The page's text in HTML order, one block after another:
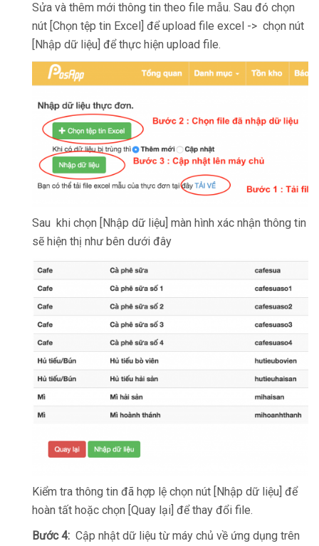
Sửa và thêm mới thông tin theo file mẫu. Sau đó chọn
nút [Chọn tệp tin Excel] để upload file excel -> chọn nút
[Nhập dữ liệu] để thực hiện upload file.
Sau khi chọn [Nhập dữ liệu] màn hình xác nhận thông tin
sẽ hiện thị như bên dưới đây
Kiểm tra thông tin đã hợp lệ chọn nút [Nhập dữ liệu] để
hoàn tất hoặc chọn [Quay lại] để thay đổi file.
Bước 4: Cập nhật dữ liệu từ máy chủ về ứng dụng trên